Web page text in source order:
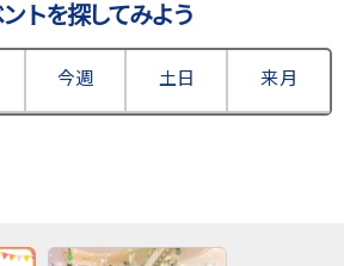
トを探してみよう
今週 土日 来月